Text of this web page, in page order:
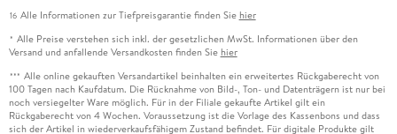
16 Alle Informationen zur Tiefpreisgarantie finden Sie hier
* Alle Preise verstehen sich inkl. der gesetzlichen MwSt. Informationen über den
Versand und anfallende Versandkosten finden Sie hier
*** Alle online gekauften Versandartikel beinhalten ein erweitertes Rückgaberecht von
100 Tagen nach Kaufdatum. Die Rücknahme von Bild-, Ton- und Datenträgern ist nur bei
noch versiegelter Ware möglich. Für in der Filiale gekaufte Artikel gilt ein
Rückgaberecht von 4 Wochen. Voraussetzung ist die Vorlage des Kassenbons und dass
sich der Artikel in wiederverkaufsfähigem Zustand befindet. Für digitale Produkte gilt